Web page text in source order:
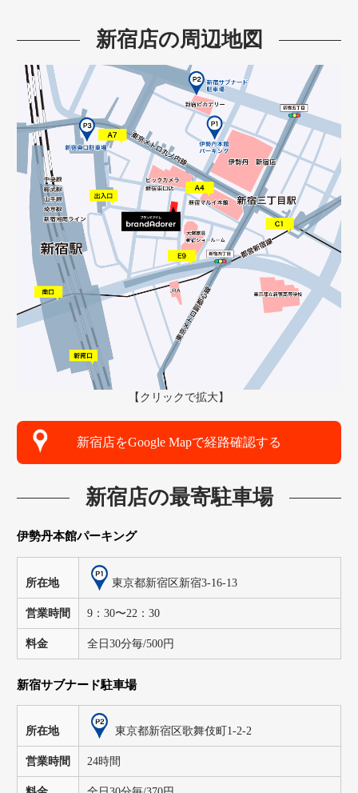
新宿店の周辺地図
【クリックで拡大】
新宿店をGoogle Mapで経路確認する
新宿店の最寄駐車場
伊勢丹本館パーキング
所在地 東京都新宿区新宿3-16-13
営業時間 9：30〜22：30
料金 全日30分毎/500円
新宿サブナード駐車場
所在地 東京都新宿区歌舞伎町1-2-2
営業時間 24時間